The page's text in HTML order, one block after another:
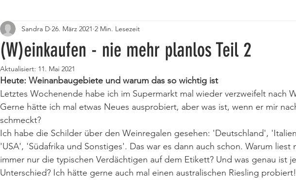
(W)einkaufen - nie mehr planlos Teil 2
Sandra D 26. März 2021 2 Min. Lesezeit
Aktualisiert: 11. Mai 2021
Heute: Weinanbaugebiete und warum das so wichtig ist
Letztes Wochenende habe ich im Supermarkt mal wieder verzweifelt nach
Gerne hätte ich mal etwas Neues ausprobiert, aber was ist, wenn er mir
schmeckt?
Ich habe die Schilder über den Weinregalen gesehen: 'Deutschland',
'USA', 'Südafrika und Sonstiges'. Das war es dann auch schon. Warum liest
immer nur die typischen Verdächtigen auf dem Etikett? Und was genau ist
Unterschied? Ich hätte gerne auch mal einen australischen Riesling